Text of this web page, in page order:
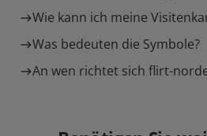
Wie kann ich meine
Was bedeuten die Symbole?
An wen richtet sich flirt-